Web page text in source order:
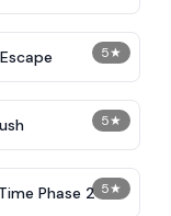
5★
5★
5★
Phase 2